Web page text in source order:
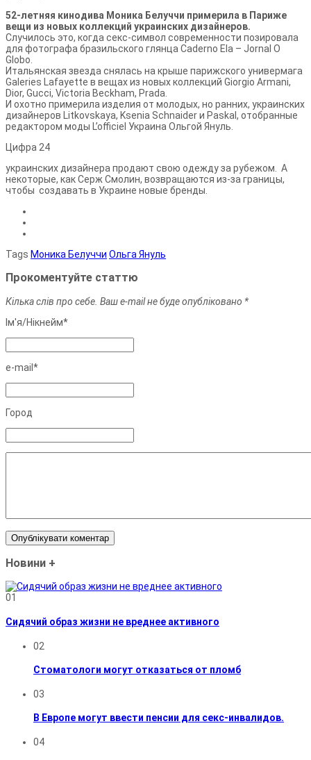
52-летняя кинодива Моника Белуччи примерила в Париже
вещи из новых коллекций украинских дизайнеров.
Случилось это, когда секс-символ современности позировала
для фотографа бразильского глянца Caderno Ela – Jornal O
Globo.
Итальянская звезда снялась на крыше парижского универмага
Galeries Lafayette в вещах из новых коллекций Giorgio Armani,
Dior, Gucci, Victoria Beckham, Prada.
И охотно примерила изделия от молодых, но ранних, украинских
дизайнеров Litkovskaya, Ksenia Schnaider и Paskal, отобранные
редактором моды L’officiel Украина Ольгой Януль.
Цифра 24
украинских дизайнера продают свою одежду за рубежом. А
некоторые, как Серж Смолин, возвращаются из-за границы,
чтобы создавать в Украине новые бренды.
Tags Моника Белуччи Ольга Януль
Прокоментуйте статтю
Кілька слів про себе. Ваш e-mail не буде опубліковано *
Ім'я/Нiкнейм*
e-mail*
Город
Новини +
01
Сидячий образ жизни не вреднее активного
02
Стоматологи могут отказаться от пломб
03
В Европе могут ввести пенсии для секс-инвалидов.
04